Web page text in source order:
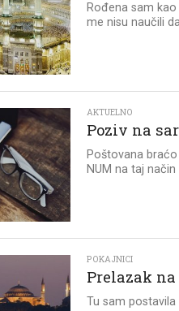
Rođena sam
me nisu naučili
AKTUELNO
Poziv na
Poštovana
NUM na taj
POKAJNICI
Prelazak
Tu sam